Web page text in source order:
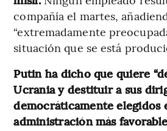
compañía el martes,
“extremadamente
situación que se está
Putin ha dicho que quiere
Ucrania y destituir a sus
democráticamente elegidos
administración más